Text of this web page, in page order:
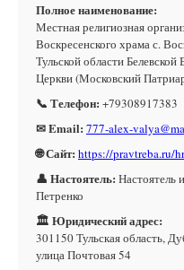
Полное наименование:
Местная религиозная
Воскресенского храма с.
Тульской области
Церкви (Московский
📞 Телефон: +79308917383
✉ Email: 777-alex-
🌐 Сайт: https://pravtreba.ru/
👤 Настоятель: Настоятель
Петренко
🏛 Юридический адрес:
301150 Тульская область,
улица Почтовая 54